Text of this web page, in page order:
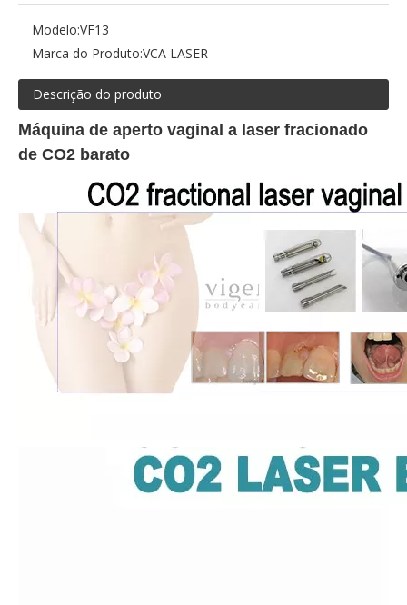
Modelo:VF13
Marca do Produto:VCA LASER
Descrição do produto
Máquina de aperto vaginal a laser fracionado
de CO2 barato